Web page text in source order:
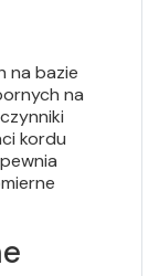
na bazie
na
kordu